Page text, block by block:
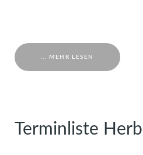
... MEHR LESEN
Terminliste